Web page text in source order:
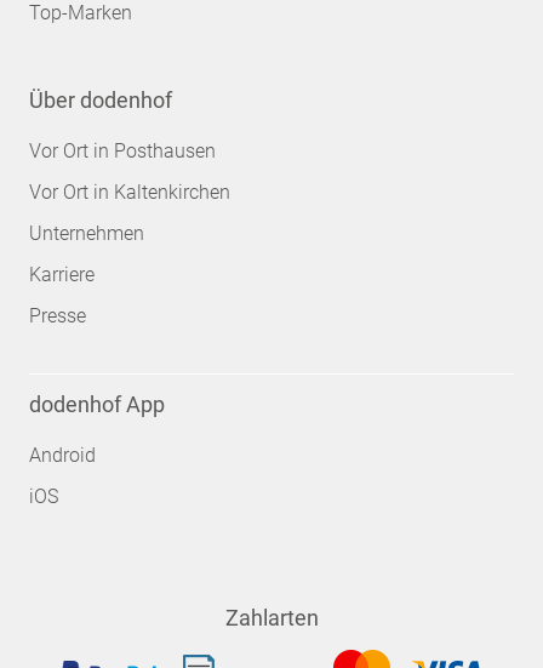
Top-Marken
Über dodenhof
Vor Ort in Posthausen
Vor Ort in Kaltenkirchen
Unternehmen
Karriere
Presse
dodenhof App
Android
iOS
Zahlarten